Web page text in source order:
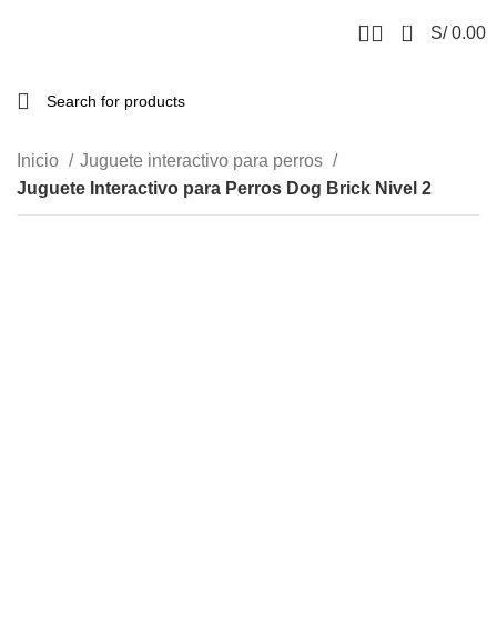
0 S/0.00
Inicio
Juguete interactivo para perros
Juguete Interactivo para Perros Dog Brick Nivel 2